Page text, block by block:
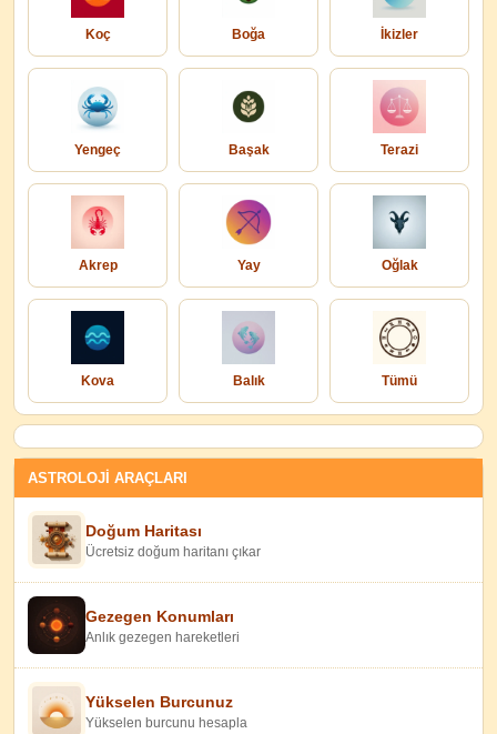
Koç Boğa İkizler
Yengeç Başak Terazi
Akrep Yay Oğlak
Kova Balık Tümü
ASTROLOJİ ARAÇLARI
Doğum Haritası
Ücretsiz doğum haritanı çıkar
Gezegen Konumları
Anlık gezegen hareketleri
Yükselen Burcunuz
Yükselen burcunu hesapla